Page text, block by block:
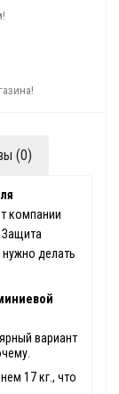
(0)
компании
. Защита
делать
вариант
17 кг., что